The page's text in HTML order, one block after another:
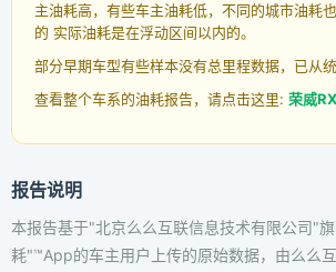
主油耗高，有些车主油耗低，不同的城市油耗
的 实际油耗是在浮动区间以内的。
部分早期车型有些样本没有总里程数据，已从统
查看整个车系的油耗报告，请点击这里: 荣威
报告说明
本报告基于"北京么么互联信息技术有限公司"
耗"™App的车主用户上传的原始数据，由么么